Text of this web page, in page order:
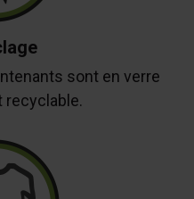
sont en verre
recyclable.